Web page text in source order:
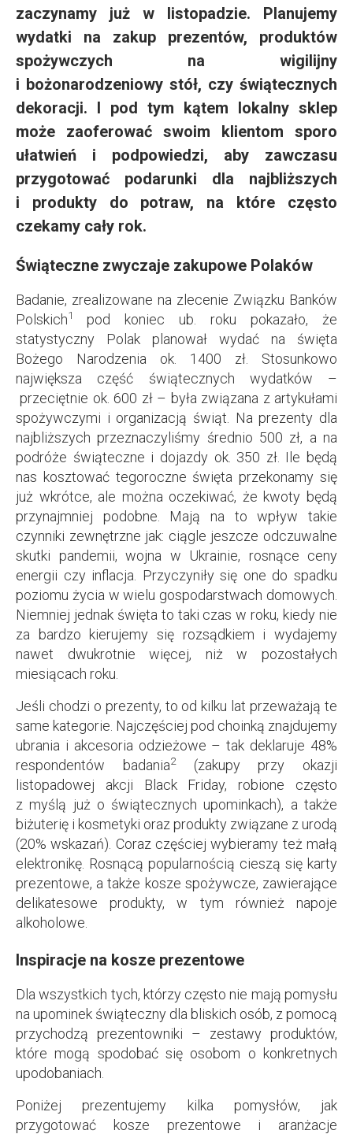
zaczynamy już w listopadzie. Planujemy
wydatki na zakup prezentów, produktów
spożywczych na wigilijny
i bożonarodzeniowy stół, czy świątecznych
dekoracji. I pod tym kątem lokalny sklep
może zaoferować swoim klientom sporo
ułatwień i podpowiedzi, aby zawczasu
przygotować podarunki dla najbliższych
i produkty do potraw, na które często
czekamy cały rok.
Świąteczne zwyczaje zakupowe Polaków
Badanie, zrealizowane na zlecenie Związku Banków
Polskich1 pod koniec ub. roku pokazało, że
statystyczny Polak planował wydać na święta
Bożego Narodzenia ok. 1400 zł. Stosunkowo
największa część świątecznych wydatków –
przeciętnie ok. 600 zł – była związana z artykułami
spożywczymi i organizacją świąt. Na prezenty dla
najbliższych przeznaczyliśmy średnio 500 zł, a na
podróże świąteczne i dojazdy ok. 350 zł. Ile będą
nas kosztować tegoroczne święta przekonamy się
już wkrótce, ale można oczekiwać, że kwoty będą
przynajmniej podobne. Mają na to wpływ takie
czynniki zewnętrzne jak: ciągle jeszcze odczuwalne
skutki pandemii, wojna w Ukrainie, rosnące ceny
energii czy inflacja. Przyczyniły się one do spadku
poziomu życia w wielu gospodarstwach domowych.
Niemniej jednak święta to taki czas w roku, kiedy nie
za bardzo kierujemy się rozsądkiem i wydajemy
nawet dwukrotnie więcej, niż w pozostałych
miesiącach roku.
Jeśli chodzi o prezenty, to od kilku lat przeważają te
same kategorie. Najczęściej pod choinką znajdujemy
ubrania i akcesoria odzieżowe – tak deklaruje 48%
respondentów badania2(zakupy przy okazji
listopadowej akcji Black Friday, robione często
z myślą już o świątecznych upominkach), a także
biżuterię i kosmetyki oraz produkty związane z urodą
(20% wskazań). Coraz częściej wybieramy też małą
elektronikę. Rosnącą popularnością cieszą się karty
prezentowe, a także kosze spożywcze, zawierające
delikatesowe produkty, w tym również napoje
alkoholowe.
Inspiracje na kosze prezentowe
Dla wszystkich tych, którzy często nie mają pomysłu
na upominek świąteczny dla bliskich osób, z pomocą
przychodzą prezentowniki – zestawy produktów,
które mogą spodobać się osobom o konkretnych
upodobaniach.
Poniżej prezentujemy kilka pomysłów, jak
przygotować kosze prezentowe i aranżacje